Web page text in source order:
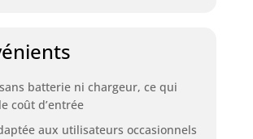
batterie ni chargeur, ce qui
coût d’entrée
aux utilisateurs occasionnels